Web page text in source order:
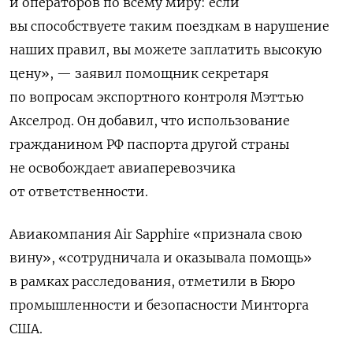
вы способствуете таким поездкам в нарушение
наших правил, вы можете заплатить высокую
цену», — заявил помощник секретаря
по вопросам экспортного контроля Мэттью
Акселрод. Он добавил, что использование
гражданином РФ паспорта другой страны
не освобождает авиаперевозчика
от ответственности.
Авиакомпания Air Sapphire «признала свою
вину», «сотрудничала и оказывала помощь»
в рамках расследования, отметили в Бюро
промышленности и безопасности Минторга
США.